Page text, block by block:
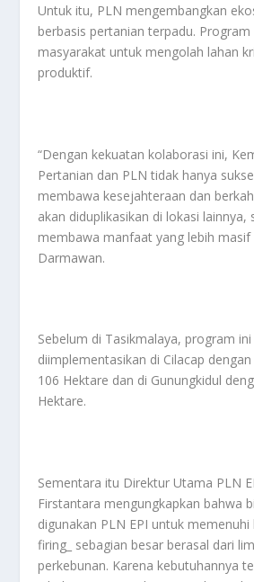
Untuk itu, PLN mengembangkan
berbasis pertanian terpadu.
masyarakat untuk mengolah lahan
produktif.
“Dengan kekuatan kolaborasi ini,
Pertanian dan PLN tidak hanya
membawa kesejahteraan dan
akan diduplikasikan di lokasi lainnya,
membawa manfaat yang lebih masif
Darmawan.
Sebelum di Tasikmalaya, program
diimplementasikan di Cilacap
106 Hektare dan di Gunungkidul
Hektare.
Sementara itu Direktur Utama PLN
Firstantara mengungkapkan bahwa
digunakan PLN EPI untuk memenuhi
firing_ sebagian besar berasal dari
perkebunan. Karena kebutuhannya